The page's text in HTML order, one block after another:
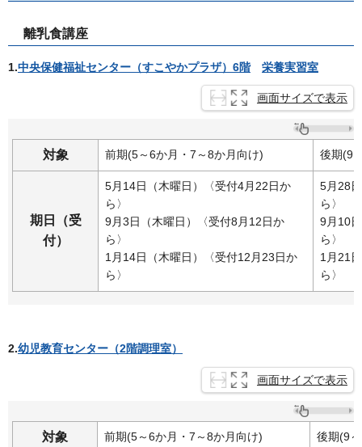
離乳食講座
1.中央保健福祉センター（すこやかプラザ）6階 栄養実習室
画面サイズで表示
対象 前期(5～6か月・7～8か月向け) 後期(9
期日（受
付）
5月14日（木曜日）〈受付4月22日か
ら〉
9月3日（木曜日）〈受付8月12日か
ら〉
1月14日（木曜日）〈受付12月23日か
ら〉
5月28
ら〉
9月10
ら〉
1月21
ら〉
2.幼児教育センター（2階調理室）
画面サイズで表示
対象 前期(5～6か月・7～8か月向け) 後期(9